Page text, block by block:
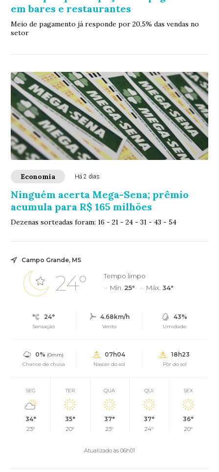
em bares e restaurantes
Meio de pagamento já responde por 20,5% das vendas no
setor
Economia Há 2 dias
Ninguém acerta Mega-Sena; prêmio
acumula para R$ 165 milhões
Dezenas sorteadas foram: 16 - 21 - 24 - 31 - 43 - 54
Campo Grande, MS
24°
Tempo limpo
Mín. 25° Máx. 34°
24°
Sensação
4.68km/h
Vento
43%
Umidade
0% (0mm)
Chance de chuva
07h04
Nascer do sol
18h23
Pôr do sol
SEG
34°
23°
TER
35°
20°
QUA
37°
23°
QUI
37°
24°
SEX
36°
20°
Atualizado às 06h01